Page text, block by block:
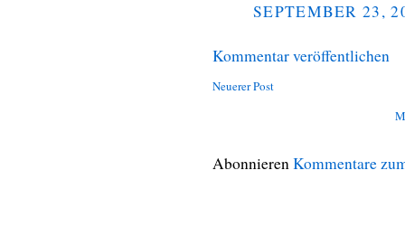
SEPTEMBER 23,
Kommentar veröffentlichen
Neuerer Post
AbonnierenKommentare